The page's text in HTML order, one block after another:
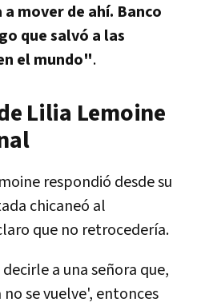
mover de ahí. Banco
que salvó a las
el mundo".
Lilia Lemoine
respondió desde su
chicaneó al
que no retrocedería.
a una señora que,
se vuelve', entonces